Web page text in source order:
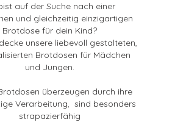
auf der Suche nach einer
und gleichzeitig einzigartigen
Brotdose für dein Kind?
unsere liebevoll gestalteten,
Brotdosen für Mädchen
und Jungen.
überzeugen durch ihre
Verarbeitung, sind besonders
strapazierfähig